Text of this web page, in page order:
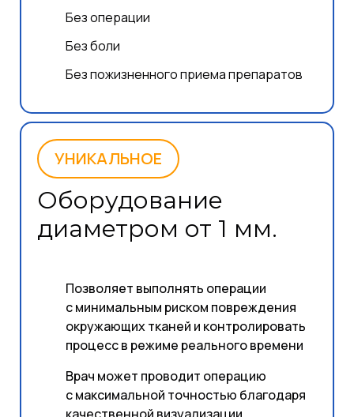
Без операции
Без боли
Без пожизненного приема препаратов
УНИКАЛЬНОЕ
Оборудование
диаметром от 1 мм.
Позволяет выполнять операции
с минимальным риском повреждения
окружающих тканей и контролировать
процесс в режиме реального времени
Врач может проводит операцию
с максимальной точностью благодаря